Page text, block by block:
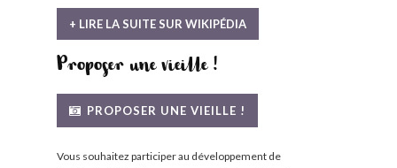
+ LIRE LA SUITE SUR WIKIPÉDIA
Proposer une vieille !
PROPOSER UNE VIEILLE !
Vous souhaitez participer au développement de